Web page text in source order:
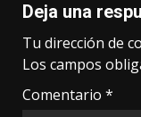
Deja una
Tu dirección de
Los campos
Comentario *